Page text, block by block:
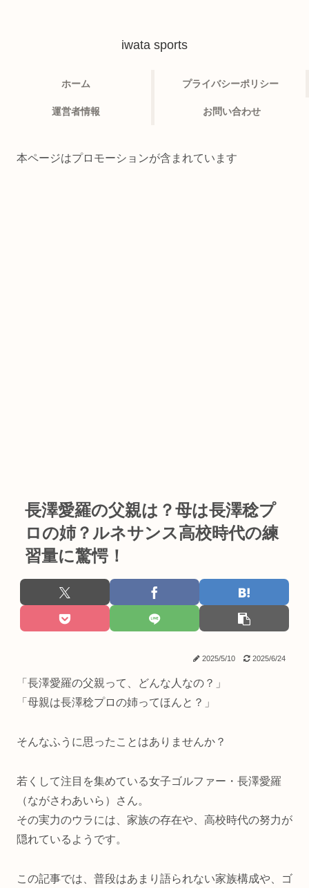
iwata sports
ホーム プライバシーポリシー
運営者情報 お問い合わせ
本ページはプロモーションが含まれています
長澤愛羅の父親は？母は長澤稔プ
ロの姉？ルネサンス高校時代の練
習量に驚愕！
2025/5/10 2025/6/24
「長澤愛羅の父親って、どんな人なの？」
「母親は長澤稔プロの姉ってほんと？」
そんなふうに思ったことはありませんか？
若くして注目を集めている女子ゴルファー・長澤愛羅
（ながさわあいら）さん。
その実力のウラには、家族の存在や、高校時代の努力が
隠れているようです。
この記事では、普段はあまり語られない家族構成や、ゴ